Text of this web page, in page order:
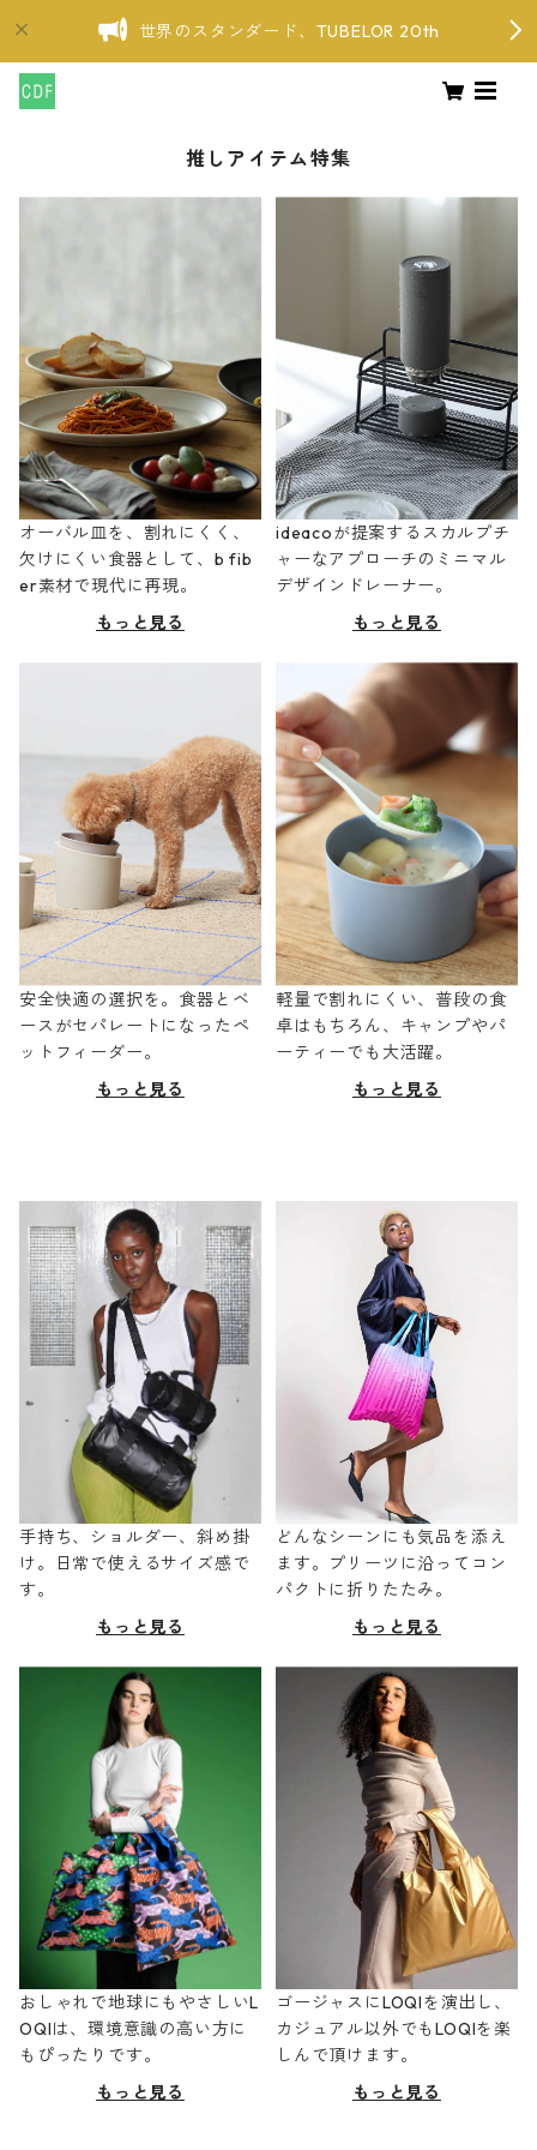
世界のスタンダード、TUBELOR 20th
推しアイテム特集
オーバル皿を、割れにくく、
欠けにくい食器として、b fib
er素材で現代に再現。
もっと見る
ideacoが提案するスカルプチ
ャーなアプローチのミニマル
デザインドレーナー。
もっと見る
安全快適の選択を。食器とベ
ースがセパレートになったペ
ットフィーダー。
もっと見る
軽量で割れにくい、普段の食
卓はもちろん、キャンプやパ
ーティーでも大活躍。
もっと見る
手持ち、ショルダー、斜め掛
け。日常で使えるサイズ感で
す。
もっと見る
どんなシーンにも気品を添え
ます。プリーツに沿ってコン
パクトに折りたたみ。
もっと見る
おしゃれで地球にもやさしいL
OQIは、環境意識の高い方に
もぴったりです。
もっと見る
ゴージャスにLOQIを演出し、
カジュアル以外でもLOQIを楽
しんで頂けます。
もっと見る